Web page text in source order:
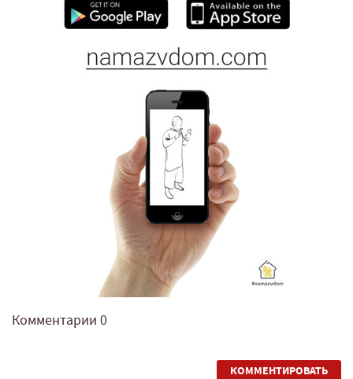
Комментарии 0
КОММЕНТИРОВАТЬ